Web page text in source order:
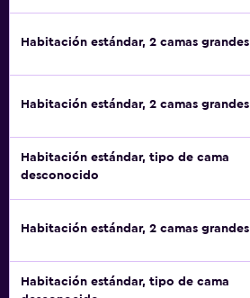
Habitación estándar, 2 camas grandes
Habitación estándar, 2 camas grandes
Habitación estándar, tipo de cama
desconocido
Habitación estándar, 2 camas grandes
Habitación estándar, tipo de cama